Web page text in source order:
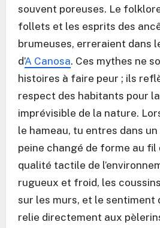
souvent poreuses. Le
follets et les esprits des
brumeuses, erreraient dans
d’A Canosa. Ces mythes ne
histoires à faire peur ; ils
respect des habitants pour
imprévisible de la nature.
le hameau, tu entres dans un
peine changé de forme au fil
qualité tactile de
rugueux et froid, les
sur les murs, et le sentiment
relie directement aux